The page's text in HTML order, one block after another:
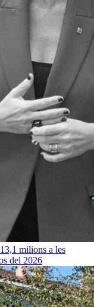
milions a les
del 2026